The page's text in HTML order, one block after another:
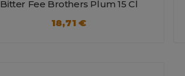
Bitter Fee Brothers Plum 15 Cl
18,71 €